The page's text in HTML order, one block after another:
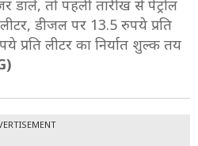
डालें, तो पहली तारीख से पेट्रोल
डीजल पर 13.5 रुपये प्रति
प्रति लीटर का निर्यात शुल्क तय